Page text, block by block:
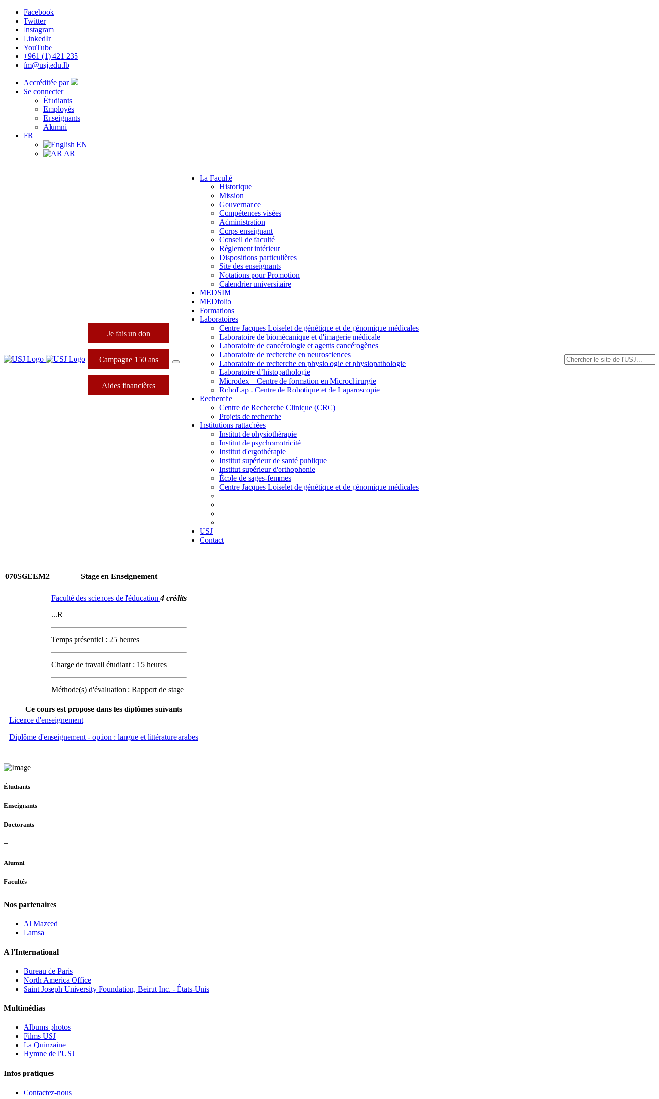
Facebook
Twitter
Instagram
LinkedIn
YouTube
+961 (1) 421 235
fm@usj.edu.lb
Accréditée par
Se connecter
Étudiants
Employés
Enseignants
Alumni
FR
EN
AR
Je fais un don
Campagne 150 ans
Aides financières
La Faculté
Historique
Mission
Gouvernance
Compétences visées
Administration
Corps enseignant
Conseil de faculté
Règlement intérieur
Dispositions particulières
Site des enseignants
Notations pour Promotion
Calendrier universitaire
MEDSIM
MEDfolio
Formations
Laboratoires
Centre Jacques Loiselet de génétique et de génomique médicales
Laboratoire de biomécanique et d'imagerie médicale
Laboratoire de cancérologie et agents cancérogènes
Laboratoire de recherche en neurosciences
Laboratoire de recherche en physiologie et physiopathologie
Laboratoire d’histopathologie
Microdex – Centre de formation en Microchirurgie
RoboLap - Centre de Robotique et de Laparoscopie
Recherche
Centre de Recherche Clinique (CRC)
Projets de recherche
Institutions rattachées
Institut de physiothérapie
Institut de psychomotricité
Institut d'ergothérapie
Institut supérieur de santé publique
Institut supérieur d'orthophonie
École de sages-femmes
Centre Jacques Loiselet de génétique et de génomique médicales
USJ
Contact
070SGEEM2 Stage en Enseignement
Faculté des sciences de l'éducation4 crédits
...R
Temps présentiel : 25 heures
Charge de travail étudiant : 15 heures
Méthode(s) d'évaluation : Rapport de stage
Ce cours est proposé dans les diplômes suivants
Licence d'enseignement
Diplôme d'enseignement - option : langue et littérature arabes
Étudiants
Enseignants
Doctorants
+
Alumni
Facultés
Nos partenaires
Al Mazeed
Lamsa
A l'International
Bureau de Paris
North America Office
Saint Joseph University Foundation, Beirut Inc. - États-Unis
Multimédias
Albums photos
Films USJ
La Quinzaine
Hymne de l'USJ
Infos pratiques
Contactez-nous